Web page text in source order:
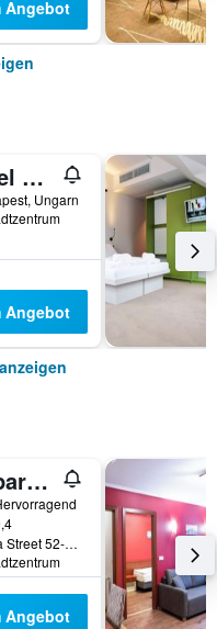
Angebot
Mp Hostel Budapest
Ungarn
Angebot
Adina Apartment Hotel Budapest
Hegedus Gyula Street 52-54, Budapest, Ungarn
Angebot